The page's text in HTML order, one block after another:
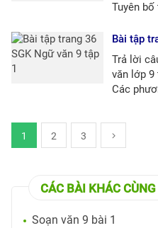
Tuyên
Bài tập
Trả lời
văn lớp 9
Các
1 2 3
CÁC BÀI KHÁC
Soạn văn 9 bài 1